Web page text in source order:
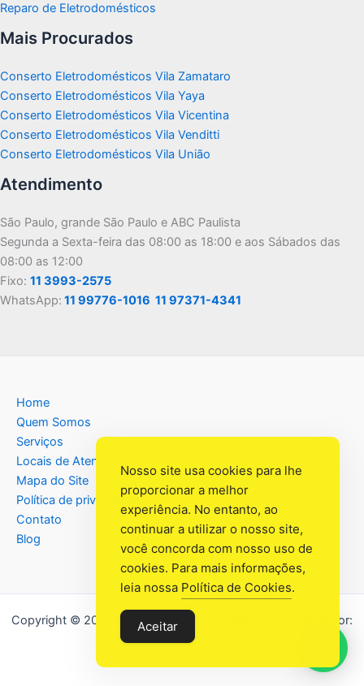
Reparo de Eletrodomésticos
Mais Procurados
Conserto Eletrodomésticos Vila Zamataro
Conserto Eletrodomésticos Vila Yaya
Conserto Eletrodomésticos Vila Vicentina
Conserto Eletrodomésticos Vila Venditti
Conserto Eletrodomésticos Vila União
Atendimento
São Paulo, grande São Paulo e ABC Paulista
Segunda a Sexta-feira das 08:00 as 18:00 e aos Sábados das
08:00 as 12:00
Fixo: 11 3993-2575
WhatsApp: 11 99776-1016 11 97371-4341
Home
Quem Somos
Serviços
Locais de Atendimento
Mapa do Site
Política de privacidade
Contato
Blog
Copyright © 2026 Assistência Têcnica Eletro Lar | Criado por:
Industrial Web
Nosso site usa cookies para lhe
proporcionar a melhor
experiência. No entanto, ao
continuar a utilizar o nosso site,
você concorda com nosso uso de
cookies. Para mais informações,
leia nossa Política de Cookies.
Aceitar